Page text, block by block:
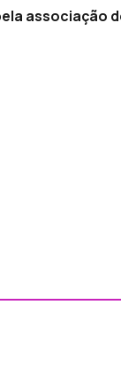
associação